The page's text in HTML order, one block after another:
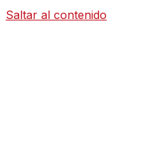
Saltar al contenido